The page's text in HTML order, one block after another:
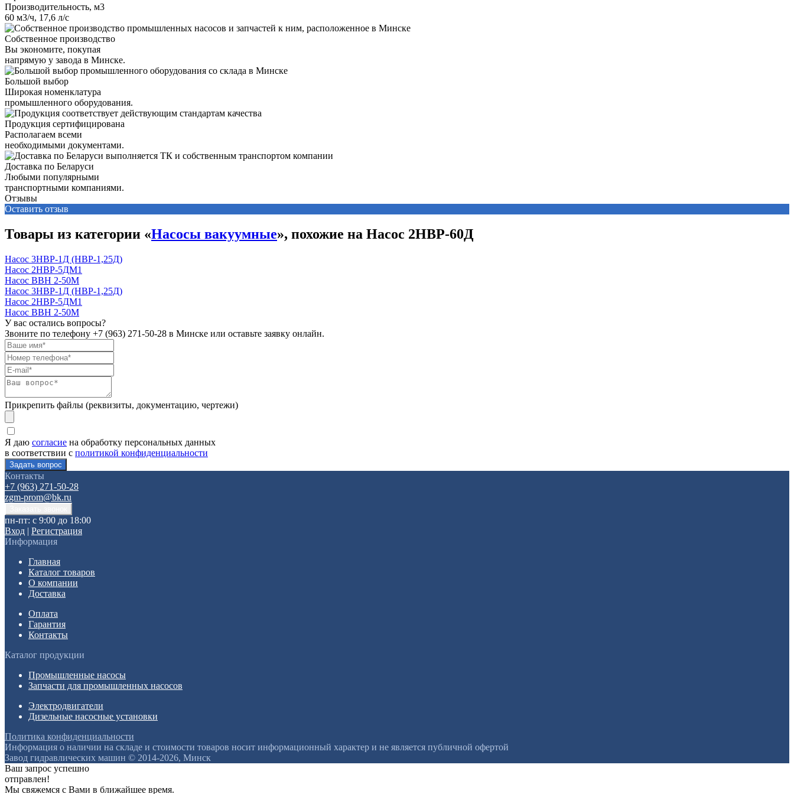
Производительность, м3
60 м3/ч, 17,6 л/с
Собственное производство
Вы экономите, покупая
напрямую у завода в Минске.
Большой выбор
Широкая номенклатура
промышленного оборудования.
Продукция сертифицирована
Располагаем всеми
необходимыми документами.
Доставка по Беларуси
Любыми популярными
транспортными компаниями.
Отзывы
Оставить отзыв
Товары из категории «Насосы вакуумные», похожие на Насос 2НВР-60Д
Насос 3НВР-1Д (НВР-1,25Д)
Насос 2НВР-5ДМ1
Насос ВВН 2-50М
Насос 3НВР-1Д (НВР-1,25Д)
Насос 2НВР-5ДМ1
Насос ВВН 2-50М
У вас остались вопросы?
Звоните по телефону +7 (963) 271-50-28 в Минске или оставьте заявку онлайн.
Прикрепить файлы (реквизиты, документацию, чертежи)
Я даю согласие на обработку персональных данных
в соответствии с политикой конфиденциальности
Контакты
+7 (963) 271-50-28
zgm-prom@bk.ru
пн-пт: с 9:00 до 18:00
Вход | Регистрация
Информация
Главная
Каталог товаров
О компании
Доставка
Оплата
Гарантия
Контакты
Каталог продукции
Промышленные насосы
Запчасти для промышленных насосов
Электродвигатели
Дизельные насосные установки
Политика конфиденциальности
Информация о наличии на складе и стоимости товаров носит информационный характер и не является публичной офертой
Завод гидравлических машин © 2014-2026, Минск
Ваш запрос успешно
отправлен!
Мы свяжемся с Вами в ближайшее время.